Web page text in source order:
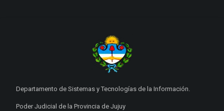
Departamento de Sistemas y Tecnologías de la Información.
Poder Judicial de la Provincia de Jujuy